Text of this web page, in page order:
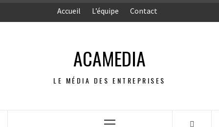
Accueil L’équipe Contact
ACAMEDIA
LE MÉDIA DES ENTREPRISES